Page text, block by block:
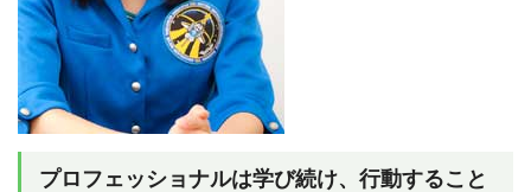
プロフェッショナルは学び続け、行動すること